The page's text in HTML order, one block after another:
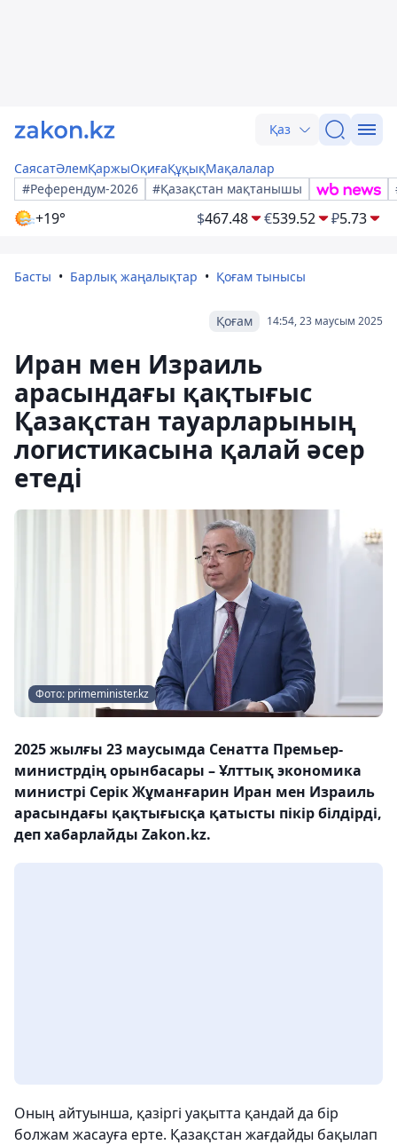
Қаз
СаясатӘлемҚаржыОқиғаҚұқықМақалалар
#Референдум-2026
#Қазақстан мақтанышы
+19° $467.48 €539.52 ₽5.73
Басты Барлық жаңалықтар Қоғам тынысы
14:54, 23 маусым 2025
Қоғам
Иран мен Израиль
арасындағы қақтығыс
Қазақстан тауарларының
логистикасына қалай әсер
етеді
Фото: primeminister.kz
2025 жылғы 23 маусымда Сенатта Премьер-
министрдің орынбасары – Ұлттық экономика
министрі Серік Жұманғарин Иран мен Израиль
арасындағы қақтығысқа қатысты пікір білдірді,
деп хабарлайды Zakon.kz.
Оның айтуынша, қазіргі уақытта қандай да бір
болжам жасауға ерте. Қазақстан жағдайды бақылап